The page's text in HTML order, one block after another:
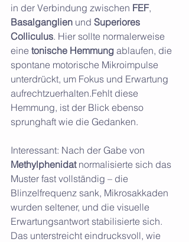
in der Verbindung zwischen FEF,
Basalganglien und Superiores
Colliculus. Hier sollte normalerweise
eine tonische Hemmung ablaufen, die
spontane motorische Mikroimpulse
unterdrückt, um Fokus und Erwartung
aufrechtzuerhalten.Fehlt diese
Hemmung, ist der Blick ebenso
sprunghaft wie die Gedanken.
Interessant: Nach der Gabe von
Methylphenidat normalisierte sich das
Muster fast vollständig – die
Blinzelfrequenz sank, Mikrosakkaden
wurden seltener, und die visuelle
Erwartungsantwort stabilisierte sich.
Das unterstreicht eindrucksvoll, wie